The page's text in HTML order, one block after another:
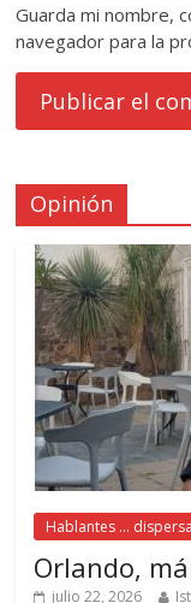
Guarda mi nombre,
navegador para la
Opinión
Hablantes ...
Orlando,
julio 22, 2026